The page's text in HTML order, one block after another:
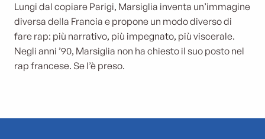
Lungi dal copiare Parigi, Marsiglia inventa un’immagine
diversa della Francia e propone un modo diverso di
fare rap: più narrativo, più impegnato, più viscerale.
Negli anni ’90, Marsiglia non ha chiesto il suo posto nel
rap francese. Se l’è preso.